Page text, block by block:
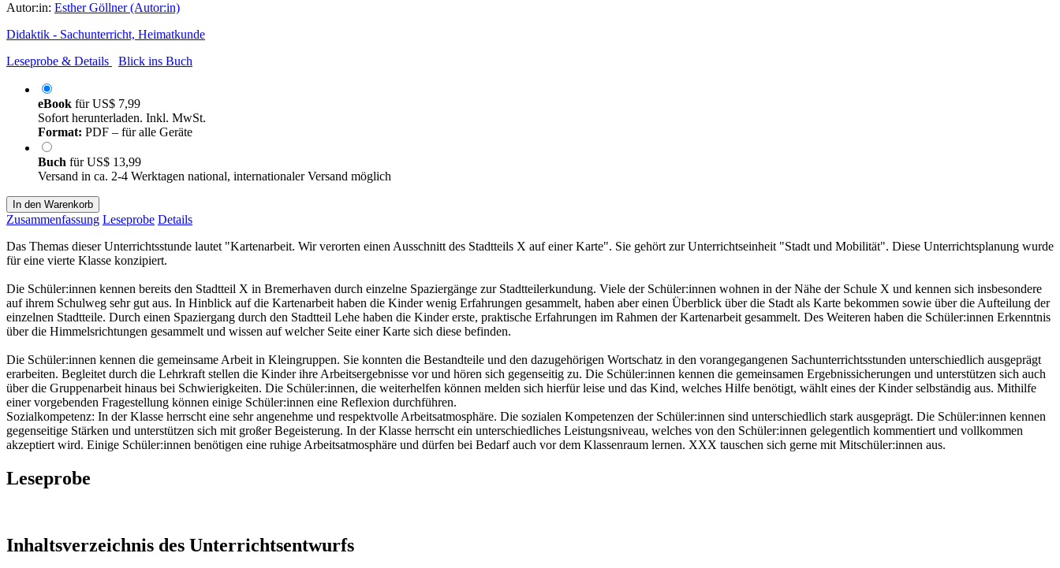
Autor:in: Esther Göllner (Autor:in)
Didaktik - Sachunterricht, Heimatkunde
Leseprobe & Details
Blick ins Buch
eBook fürUS$ 7,99
Sofort herunterladen. Inkl. MwSt.
Format: PDF – für alle Geräte
Buch fürUS$ 13,99
Versand in ca. 2-4 Werktagen national, internationaler Versand möglich
In den Warenkorb
Zusammenfassung Leseprobe Details
Das Themas dieser Unterrichtsstunde lautet "Kartenarbeit. Wir verorten einen Ausschnitt des Stadtteils X auf einer Karte". Sie gehört zur Unterrichtseinheit "Stadt und Mobilität". Diese Unterrichtsplanung wurde
für eine vierte Klasse konzipiert.
Die Schüler:innen kennen bereits den Stadtteil X in Bremerhaven durch einzelne Spaziergänge zur Stadtteilerkundung. Viele der Schüler:innen wohnen in der Nähe der Schule X und kennen sich insbesondere
auf ihrem Schulweg sehr gut aus. In Hinblick auf die Kartenarbeit haben die Kinder wenig Erfahrungen gesammelt, haben aber einen Überblick über die Stadt als Karte bekommen sowie über die Aufteilung der
einzelnen Stadtteile. Durch einen Spaziergang durch den Stadtteil Lehe haben die Kinder erste, praktische Erfahrungen im Rahmen der Kartenarbeit gesammelt. Des Weiteren haben die Schüler:innen Erkenntnis
über die Himmelsrichtungen gesammelt und wissen auf welcher Seite einer Karte sich diese befinden.
Die Schüler:innen kennen die gemeinsame Arbeit in Kleingruppen. Sie konnten die Bestandteile und den dazugehörigen Wortschatz in den vorangegangenen Sachunterrichtsstunden unterschiedlich ausgeprägt
erarbeiten. Begleitet durch die Lehrkraft stellen die Kinder ihre Arbeitsergebnisse vor und hören sich gegenseitig zu. Die Schüler:innen kennen die gemeinsamen Ergebnissicherungen und unterstützen sich auch
über die Gruppenarbeit hinaus bei Schwierigkeiten. Die Schüler:innen, die weiterhelfen können melden sich hierfür leise und das Kind, welches Hilfe benötigt, wählt eines der Kinder selbständig aus. Mithilfe
einer vorgebenden Fragestellung können einige Schüler:innen eine Reflexion durchführen.
Sozialkompetenz: In der Klasse herrscht eine sehr angenehme und respektvolle Arbeitsatmosphäre. Die sozialen Kompetenzen der Schüler:innen sind unterschiedlich stark ausgeprägt. Die Schüler:innen kennen
gegenseitige Stärken und unterstützen sich mit großer Begeisterung. In der Klasse herrscht ein unterschiedliches Leistungsniveau, welches von den Schüler:innen gelegentlich kommentiert und vollkommen
akzeptiert wird. Einige Schüler:innen benötigen eine ruhige Arbeitsatmosphäre und dürfen bei Bedarf auch vor dem Klassenraum lernen. XXX tauschen sich gerne mit Mitschüler:innen aus.
Leseprobe
Inhaltsverzeichnis des Unterrichtsentwurfs